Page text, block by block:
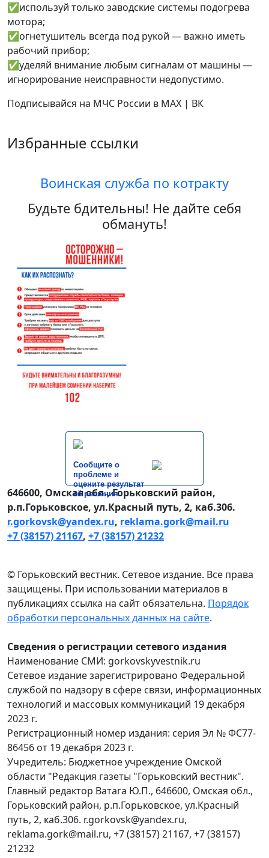
✅используй только заводские системы подогрева
мотора;
✅огнетушитель всегда под рукой — важно иметь
рабочий прибор;
✅уделяй внимание любым сигналам от машины —
игнорирование неисправности недопустимо.
Подписывайся на МЧС России в MAX | ВК
Избранные ссылки
Воинская служба по котракту
Будьте бдительны! Не дайте себя
обмануть!
Сообщите о
проблеме и
оцените результат
её решения
646600, Омская обл., Горьковский район,
р.п.Горьковское, ул.Красный путь, 2, каб.306.
r.gorkovsk@yandex.ru, reklama.gork@mail.ru
+7 (38157) 21167, +7 (38157) 21232
© Горьковский вестник. Сетевое издание. Все права
защищены. При использовании материалов в
публикациях ссылка на сайт обязательна. Порядок
обработки персональных данных на сайте.
Сведения о регистрации сетевого издания
Наименование СМИ: gorkovskyvestnik.ru
Сетевое издание зарегистрировано Федеральной
службой по надзору в сфере связи, информационных
технологий и массовых коммуникаций 19 декабря
2023 г.
Регистрационный номер издания: серия Эл № ФС77-
86456 от 19 декабря 2023 г.
Учредитель: Бюджетное учреждение Омской
области "Редакция газеты "Горьковский вестник".
Главный редактор Ватага Ю.П., 646600, Омская обл.,
Горьковский район, р.п.Горьковское, ул.Красный
путь, 2, каб.306. r.gorkovsk@yandex.ru,
reklama.gork@mail.ru, +7 (38157) 21167, +7 (38157)
21232